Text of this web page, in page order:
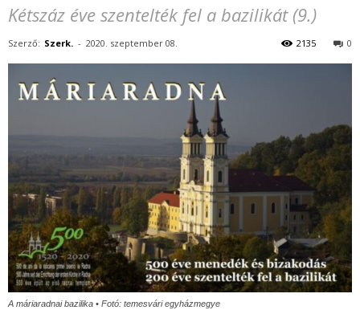
Kétszáz éve szentelték fel a bazilikát (9.)
Szerző: Szerk. - 2020. szeptember 08. 0
2135
A máriaradnai bazilika • Fotó: temesvári egyházmegye